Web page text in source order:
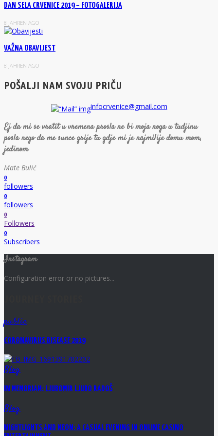
DAN SELA CRVENICE 2019 – FOTOGALERIJA
8 JAHREN AGO
VAŽNA OBAVIJEST
8 JAHREN AGO
POŠALJI NAM SVOJU PRIČU
infocrvenice@gmail.com
Ej da mi se vratit u vremena prosla ne bi moja noga u tudjinu
posla nego da me sunce grije tu gdje mi je najmilije domu mom,
jedinom
Mate Bulić
0
followers
0
followers
0
Followers
0
Subscribers
Instagram
Configuration error or no pictures...
public
CORONAVIRUS DISEASE 2019
Blog
IN MEMORIAM: LJUBOMIR LJUBO RADOŠ
Blog
NIGHTLIGHTS AND NEON: A CASUAL EVENING IN ONLINE CASINO